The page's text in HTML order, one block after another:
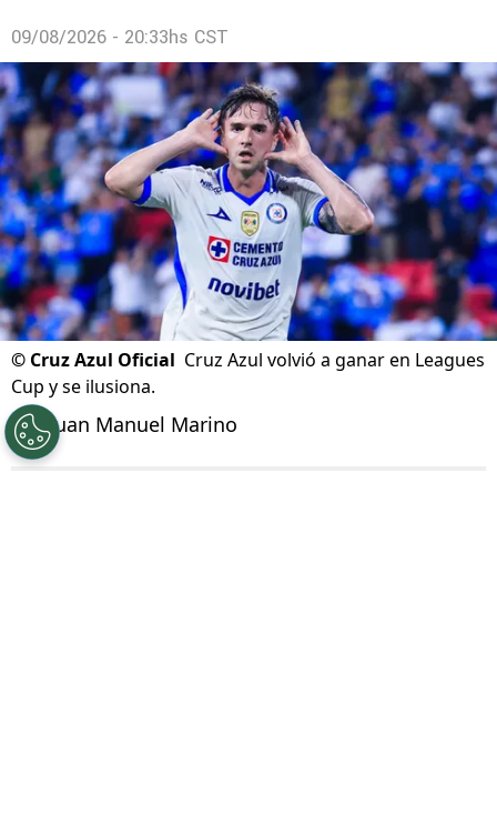
09/08/2026 - 20:33hs CST
© Cruz Azul Oficial Cruz Azul volvió a ganar en Leagues
Cup y se ilusiona.
Por Juan Manuel Marino